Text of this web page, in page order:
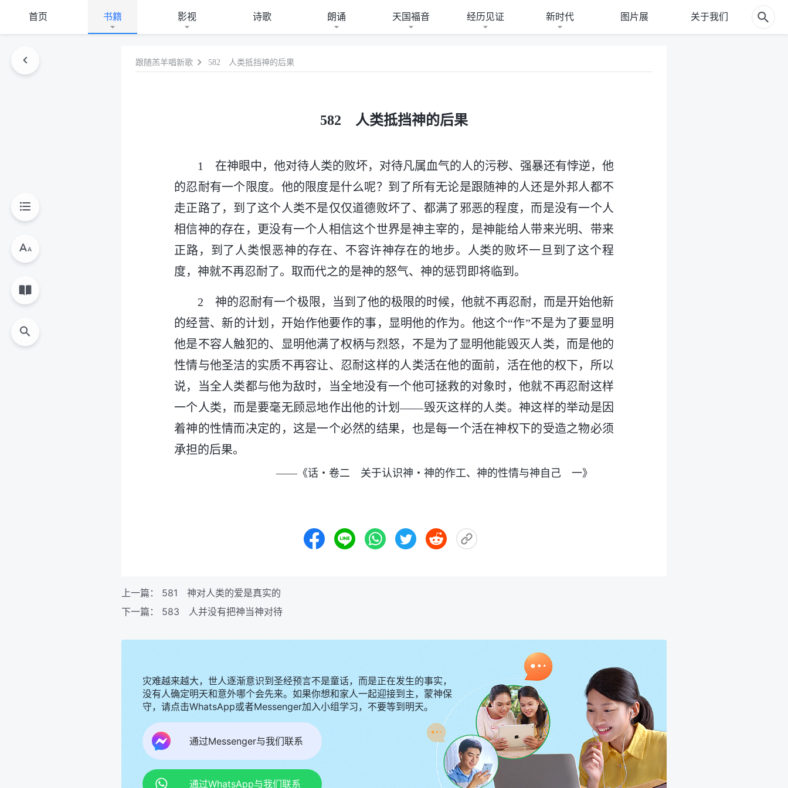
首页 书籍 影视 诗歌 朗诵 天国福音 经历见证 新时代 图片展 关于我们
跟随羔羊唱新歌 582 人类抵挡神的后果
582 人类抵挡神的后果
1 在神眼中，他对待人类的败坏，对待凡属血气的人的污秽、强暴还有悖逆，他
的忍耐有一个限度。他的限度是什么呢？到了所有无论是跟随神的人还是外邦人都不
走正路了，到了这个人类不是仅仅道德败坏了、都满了邪恶的程度，而是没有一个人
相信神的存在，更没有一个人相信这个世界是神主宰的，是神能给人带来光明、带来
正路，到了人类恨恶神的存在、不容许神存在的地步。人类的败坏一旦到了这个程
度，神就不再忍耐了。取而代之的是神的怒气、神的惩罚即将临到。
2 神的忍耐有一个极限，当到了他的极限的时候，他就不再忍耐，而是开始他新
的经营、新的计划，开始作他要作的事，显明他的作为。他这个“作”不是为了要显明
他是不容人触犯的、显明他满了权柄与烈怒，不是为了显明他能毁灭人类，而是他的
性情与他圣洁的实质不再容让、忍耐这样的人类活在他的面前，活在他的权下，所以
说，当全人类都与他为敌时，当全地没有一个他可拯救的对象时，他就不再忍耐这样
一个人类，而是要毫无顾忌地作出他的计划——毁灭这样的人类。神这样的举动是因
着神的性情而决定的，这是一个必然的结果，也是每一个活在神权下的受造之物必须
承担的后果。
——《话・卷二 关于认识神・神的作工、神的性情与神自己 一》
上一篇： 581 神对人类的爱是真实的
下一篇： 583 人并没有把神当神对待
灾难越来越大，世人逐渐意识到圣经预言不是童话，而是正在发生的事实，
没有人确定明天和意外哪个会先来。如果你想和家人一起迎接到主，蒙神保
守，请点击WhatsApp或者Messenger加入小组学习，不要等到明天。
通过Messenger与我们联系
通过WhatsApp与我们联系